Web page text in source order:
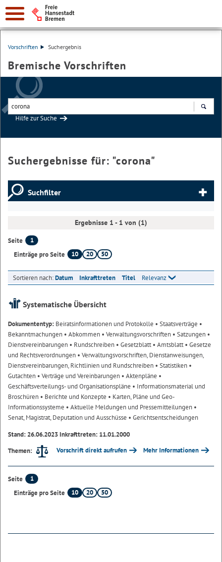
Vorschriften Suchergebnis
Bremische Vorschriften
Hilfe zur Suche
Suchergebnisse für: "corona"
Suchfilter
Ergebnisse 1 - 1 von (1)
Seite
1
Einträge pro Seite
10 20 50
Sortieren nach:Datum Inkrafttreten Titel Relevanz
Systematische Übersicht
Dokumententyp: Beiratsinformationen und Protokolle • Staatsverträge •
Bekanntmachungen • Abkommen • Verwaltungsvorschriften • Satzungen •
Dienstvereinbarungen • Rundschreiben • Gesetzblatt• Amtsblatt• Gesetze
und Rechtsverordnungen • Verwaltungsvorschriften, Dienstanweisungen,
Dienstvereinbarungen, Richtlinien und Rundschreiben • Statistiken •
Gutachten • Verträge und Vereinbarungen • Aktenpläne •
Geschäftsverteilungs- und Organisationspläne • Informationsmaterial und
Broschüren • Berichte und Konzepte • Karten, Pläne und Geo-
Informationssysteme • Aktuelle Meldungen und Pressemitteilungen •
Senat, Magistrat, Deputation und Ausschüsse • Gerichtsentscheidungen
Stand: 26.06.2023 Inkrafttreten: 11.01.2000
Themen:
Vorschrift direkt aufrufen Mehr Informationen
Seite
1
Einträge pro Seite
10 20 50